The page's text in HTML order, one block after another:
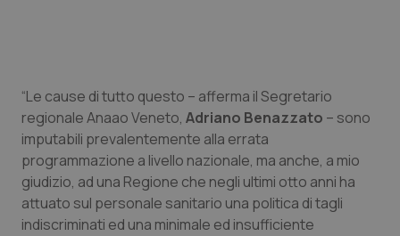
Lombardia
Marche
Molise
Piemonte
Dolore
Donna & Salute
Epatiti
HIV
“Le cause di tutto questo – afferma il Segretario
regionale Anaao Veneto, Adriano Benazzato – sono
imputabili prevalentemente alla errata
programmazione a livello nazionale, ma anche, a mio
giudizio, ad una Regione che negli ultimi otto anni ha
attuato sul personale sanitario una politica di tagli
indiscriminati ed una minimale ed insufficiente